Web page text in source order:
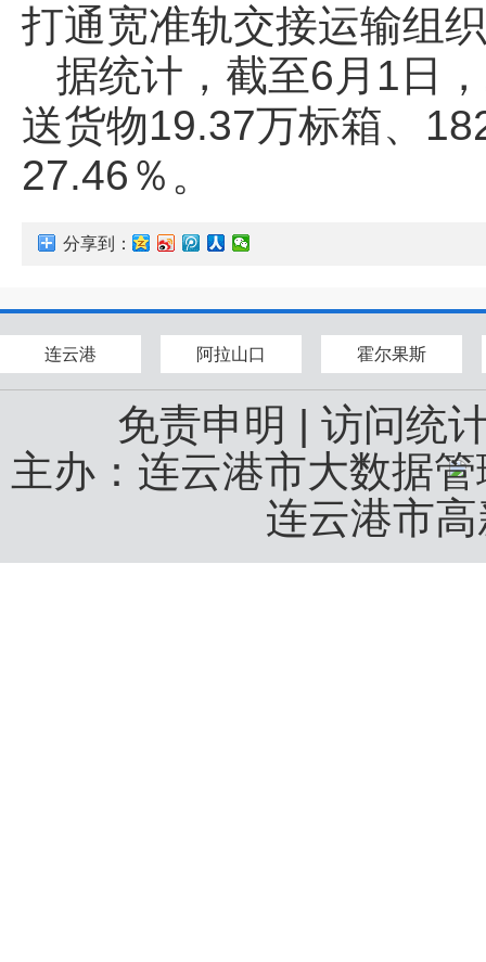
打通宽准轨交接运输组
据统计，截至6月1日
送货物19.37万标箱、
27.46％。
分享到：
连云港 阿拉山口 霍尔果斯
免责申明 | 访问统
主办：连云港市大数据
连云港市